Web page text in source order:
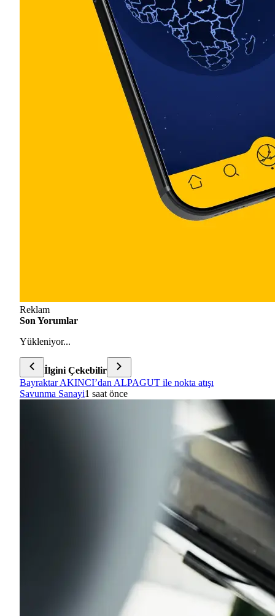
Reklam
Son Yorumlar
Yükleniyor...
İlgini Çekebilir
Bayraktar AKINCI’dan ALPAGUT ile nokta atışı
Savunma Sanayi1 saat önce